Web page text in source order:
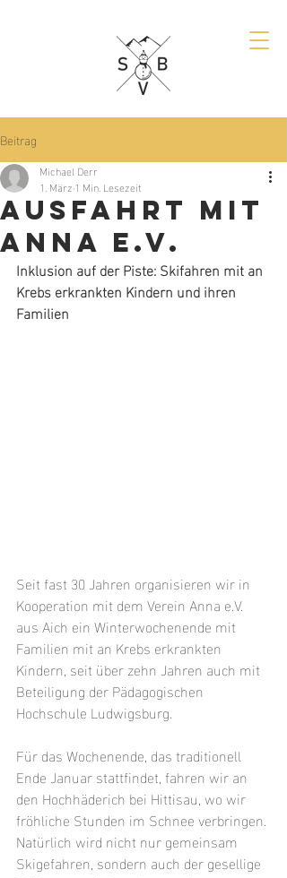
Beitrag
Ausfahrt mit
ANNA e.v.
Michael Derr
1. März1 Min. Lesezeit
Inklusion auf der Piste: Skifahren mit an
Krebs erkrankten Kindern und ihren
Familien
Seit fast 30 Jahren organisieren wir in
Kooperation mit dem Verein Anna e.V.
aus Aich ein Winterwochenende mit
Familien mit an Krebs erkrankten
Kindern, seit über zehn Jahren auch mit
Beteiligung der Pädagogischen
Hochschule Ludwigsburg.
Für das Wochenende, das traditionell
Ende Januar stattfindet, fahren wir an
den Hochhäderich bei Hittisau, wo wir
fröhliche Stunden im Schnee verbringen.
Natürlich wird nicht nur gemeinsam
Skigefahren, sondern auch der gesellige